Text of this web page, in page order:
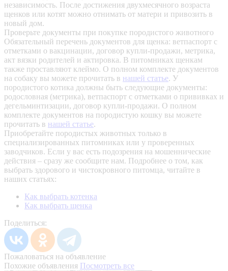
независимость. После достижения двухмесячного возраста
щенков или котят можно отнимать от матери и привозить в
новый дом.
Проверьте документы при покупке породистого животного
Обязательный перечень документов для щенка: ветпаспорт с
отметками о вакцинации, договор купли-продажи, метрика,
акт вязки родителей и актировка. В питомниках щенкам
также проставляют клеймо. О полном комплекте документов
на собаку вы можете прочитать в нашей статье. У
породистого котика должны быть следующие документы:
родословная (метрика), ветпаспорт с отметками о прививках и
дегельминтизации, договор купли-продажи. О полном
комплекте документов на породистую кошку вы можете
прочитать в нашей статье.
Приобретайте породистых животных только в
специализированных питомниках или у проверенных
заводчиков. Если у вас есть подозрения на мошеннические
действия – сразу же сообщите нам. Подробнее о том, как
выбрать здорового и чистокровного питомца, читайте в
наших статьях:
Как выбрать котенка
Как выбрать щенка
Поделиться:
Пожаловаться на объявление
Похожие объявления Посмотреть все